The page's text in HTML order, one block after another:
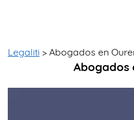
Legaliti > Abogados en
Abogados